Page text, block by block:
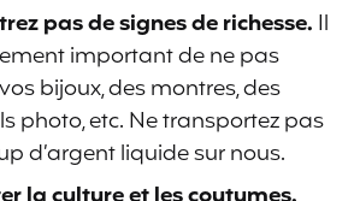
pas de signes de richesse. Il
important de ne pas
bijoux, des montres, des
photo, etc. Ne transportez pas
d’argent liquide sur nous.